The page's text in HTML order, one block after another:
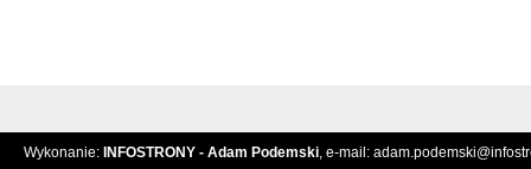
Wykonanie: INFOSTRONY - Adam Podemski, e-mail: